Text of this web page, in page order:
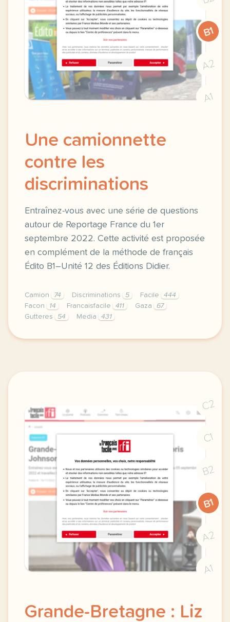
B1
A2
A1
Une camionnette
contre les
discriminations
Entraînez-vous avec une série de questions
autour de Reportage France du 1er
septembre 2022. Cette activité est proposée
en complément de la méthode de français
Édito B1–Unité 12 des Éditions Didier.
Camion 74 Discriminations 5 Facile
444
Facon
14 Francaisfacile 411 Gaza
67
Gutteres
54 Media 431
exercice b1 une camionnette contre les
C2
C1
B2
B1
A2
A1
Grande-Bretagne : Liz